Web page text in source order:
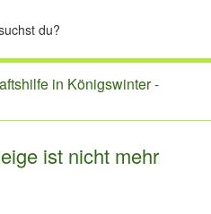
in Königswinter -
ist nicht mehr